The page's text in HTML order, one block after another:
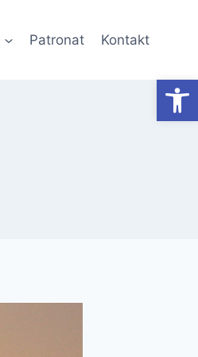
Patronat Kontakt